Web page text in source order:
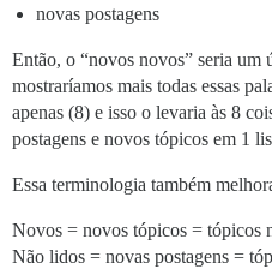
novas postagens
Então, o “novos novos” seria um
mostraríamos mais todas essas
apenas (8) e isso o levaria às 8
postagens e novos tópicos em 1
Essa terminologia também
Novos = novos tópicos = tópicos
Não lidos = novas postagens =